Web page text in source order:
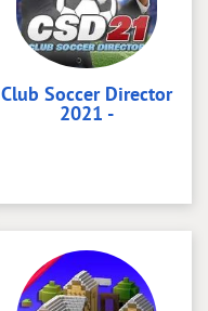
Club Soccer Director
2021 -